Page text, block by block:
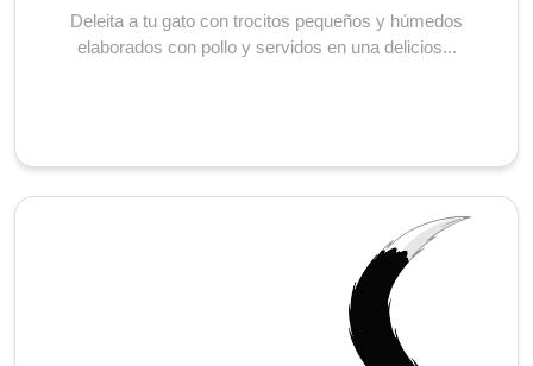
Deleita a tu gato con trocitos pequeños y húmedos
elaborados con pollo y servidos en una delicios...